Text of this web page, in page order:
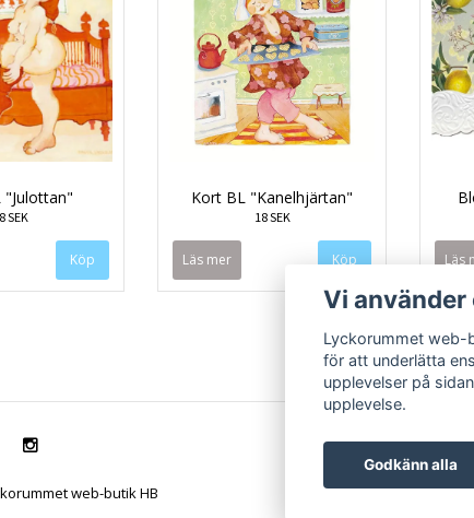
"Julottan"
SEK
Kort BL "Kanelhjärtan"
18 SEK
Läs mer Läs
web-butik HB
Vi använder
Lyckorummet web-
för att underlätta
upplevelser på
upplevelse.
Godkänn alla